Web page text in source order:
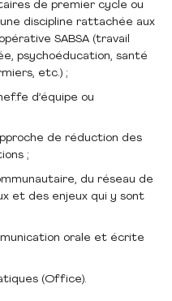
de premier cycle ou
discipline rattachée aux
SABSA (travail
psychoéducation, santé
etc.) ;
d’équipe ou
de réduction des
;
du réseau de
et des enjeux qui y sont
orale et écrite
(Office).